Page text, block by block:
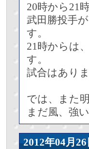
20時から21
武田勝投手
す。
21時からは
す。
試合はあり
では、また
まだ風、強
2012年04